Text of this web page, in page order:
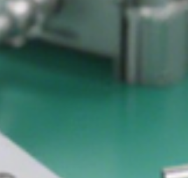
CNC
微软雅黑
华文细黑
日本語です
En français
Español